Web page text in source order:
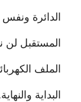
الدائرة ونفس
المستقبل لن
الملف
البداية والنهاية.